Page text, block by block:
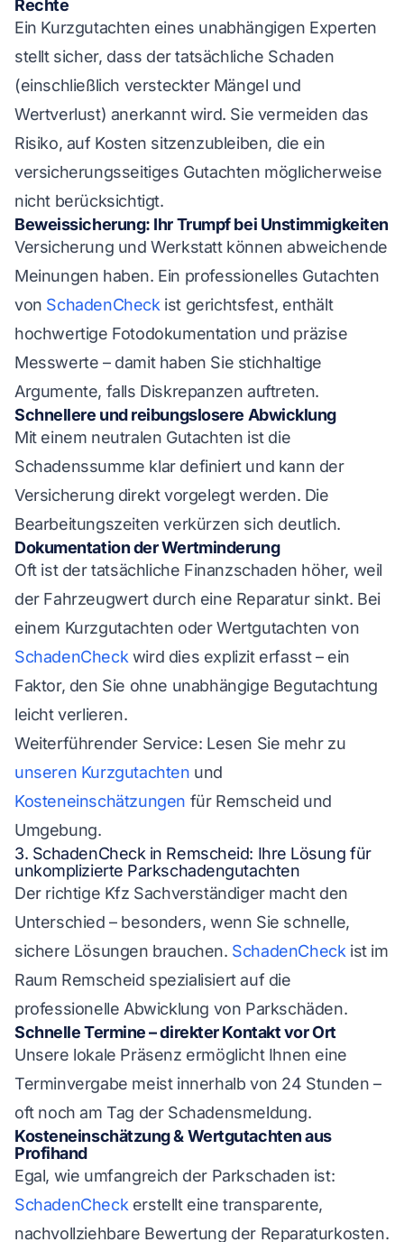
Rechte
Ein Kurzgutachten eines unabhängigen Experten
stellt sicher, dass der tatsächliche Schaden
(einschließlich versteckter Mängel und
Wertverlust) anerkannt wird. Sie vermeiden das
Risiko, auf Kosten sitzenzubleiben, die ein
versicherungsseitiges Gutachten möglicherweise
nicht berücksichtigt.
Beweissicherung: Ihr Trumpf bei Unstimmigkeiten
Versicherung und Werkstatt können abweichende
Meinungen haben. Ein professionelles Gutachten
von SchadenCheck ist gerichtsfest, enthält
hochwertige Fotodokumentation und präzise
Messwerte – damit haben Sie stichhaltige
Argumente, falls Diskrepanzen auftreten.
Schnellere und reibungslosere Abwicklung
Mit einem neutralen Gutachten ist die
Schadenssumme klar definiert und kann der
Versicherung direkt vorgelegt werden. Die
Bearbeitungszeiten verkürzen sich deutlich.
Dokumentation der Wertminderung
Oft ist der tatsächliche Finanzschaden höher, weil
der Fahrzeugwert durch eine Reparatur sinkt. Bei
einem Kurzgutachten oder Wertgutachten von
SchadenCheck wird dies explizit erfasst – ein
Faktor, den Sie ohne unabhängige Begutachtung
leicht verlieren.
Weiterführender Service: Lesen Sie mehr zu
unseren Kurzgutachten und
Kosteneinschätzungen für Remscheid und
Umgebung.
3. SchadenCheck in Remscheid: Ihre Lösung für
unkomplizierte Parkschadengutachten
Der richtige Kfz Sachverständiger macht den
Unterschied – besonders, wenn Sie schnelle,
sichere Lösungen brauchen. SchadenCheck ist im
Raum Remscheid spezialisiert auf die
professionelle Abwicklung von Parkschäden.
Schnelle Termine – direkter Kontakt vor Ort
Unsere lokale Präsenz ermöglicht Ihnen eine
Terminvergabe meist innerhalb von 24 Stunden –
oft noch am Tag der Schadensmeldung.
Kosteneinschätzung & Wertgutachten aus
Profihand
Egal, wie umfangreich der Parkschaden ist:
SchadenCheck erstellt eine transparente,
nachvollziehbare Bewertung der Reparaturkosten.